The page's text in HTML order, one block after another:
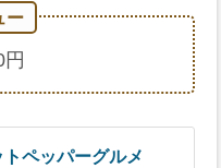
ペッパーグルメ